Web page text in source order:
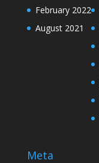
February 2022
August 2021
Meta